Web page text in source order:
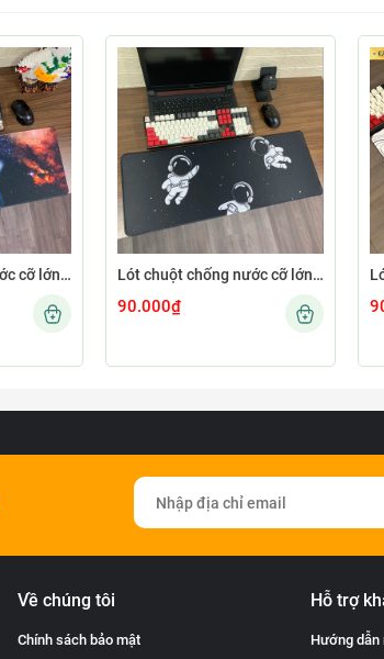
Lót chuột chống nước cỡ lớn 80x30cm dày 3mm ASTRO-02-80X30 Lót chuột chống nước cỡ lớn 80x30cm dày 3mm ASTRO-01-80X30
90.000₫
Về chúng tôi
Chính sách bảo mật
Hỗ trợ
Hướng dẫn